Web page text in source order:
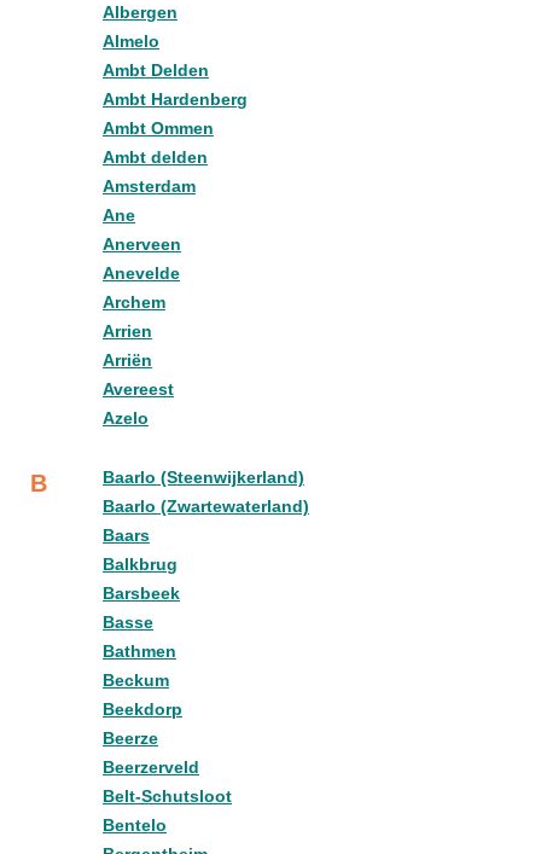
Albergen
Almelo
Ambt Delden
Ambt Hardenberg
Ambt Ommen
Ambt delden
Amsterdam
Ane
Anerveen
Anevelde
Archem
Arrien
Arriën
Avereest
Azelo
B
Baarlo (Steenwijkerland)
Baarlo (Zwartewaterland)
Baars
Balkbrug
Barsbeek
Basse
Bathmen
Beckum
Beekdorp
Beerze
Beerzerveld
Belt-Schutsloot
Bentelo